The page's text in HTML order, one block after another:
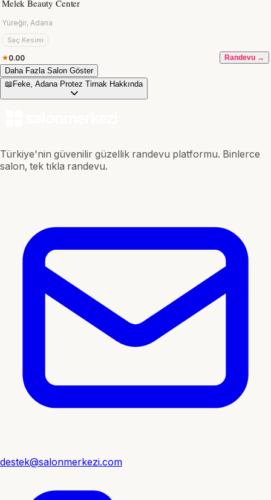
Melek Beauty Center
Yüreğir, Adana
Saç Kesimi
0.00 Randevu →
Daha Fazla Salon Göster
📖 Feke, Adana Protez Tirnak Hakkında
Türkiye'nin güvenilir güzellik randevu platformu. Binlerce
salon, tek tıkla randevu.
destek@salonmerkezi.com